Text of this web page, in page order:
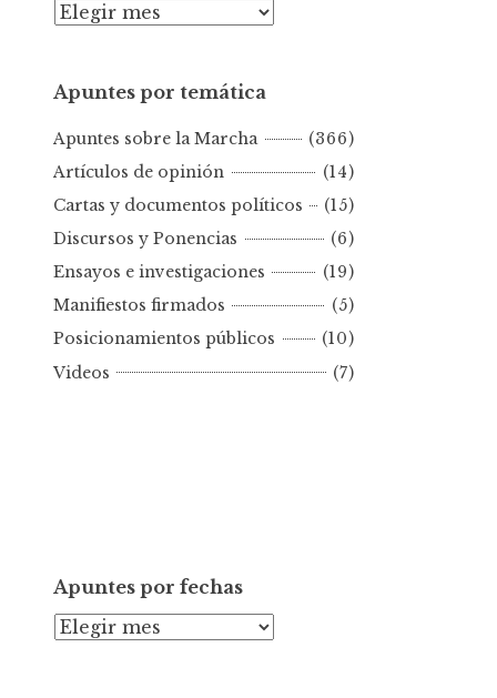
A
n
e
s
p
f
e
c
a
Apuntes por temática
Apuntes sobre la Marcha
(366)
Artículos de opinión
(14)
Cartas y documentos políticos
(15)
Discursos y Ponencias
(6)
Ensayos e investigaciones
(19)
Manifiestos firmados
(5)
Posicionamientos públicos
(10)
Videos
(7)
Apuntes por fechas
A